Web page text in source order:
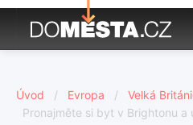
Úvod / Evropa / Velká
Pronajměte si byt v Brightonu